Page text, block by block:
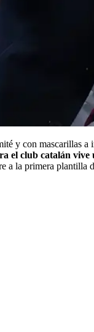
y con mascarillas
el club catalán vive
a la primera plantilla